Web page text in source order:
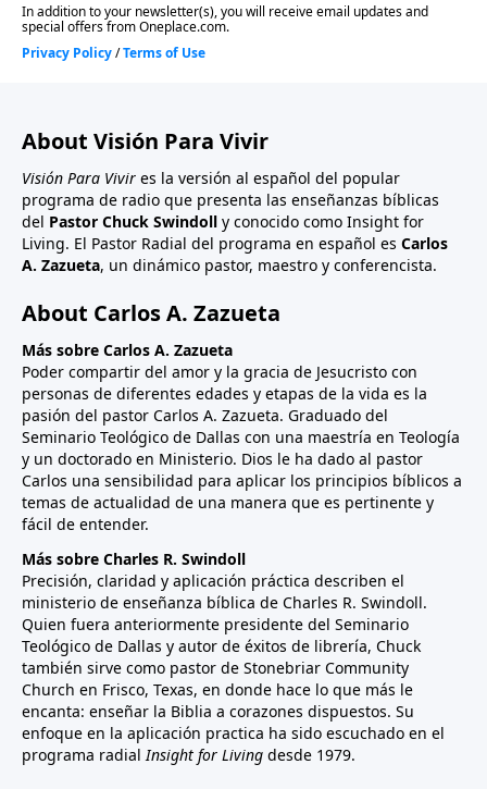
About Visión Para Vivir
Visión Para Vivir es la versión al español del popular
programa de radio que presenta las enseñanzas bíblicas
del Pastor Chuck Swindoll y conocido como Insight for
Living. El Pastor Radial del programa en español es Carlos
A. Zazueta, un dinámico pastor, maestro y conferencista.
About Carlos A. Zazueta
Más sobre Carlos A. Zazueta
Poder compartir del amor y la gracia de Jesucristo con
personas de diferentes edades y etapas de la vida es la
pasión del pastor Carlos A. Zazueta. Graduado del
Seminario Teológico de Dallas con una maestría en Teología
y un doctorado en Ministerio. Dios le ha dado al pastor
Carlos una sensibilidad para aplicar los principios bíblicos a
temas de actualidad de una manera que es pertinente y
fácil de entender.
Más sobre Charles R. Swindoll
Precisión, claridad y aplicación práctica describen el
ministerio de enseñanza bíblica de Charles R. Swindoll.
Quien fuera anteriormente presidente del Seminario
Teológico de Dallas y autor de éxitos de librería, Chuck
también sirve como pastor de Stonebriar Community
Church en Frisco, Texas, en donde hace lo que más le
encanta: enseñar la Biblia a corazones dispuestos. Su
enfoque en la aplicación practica ha sido escuchado en el
programa radialInsight for Living desde 1979.